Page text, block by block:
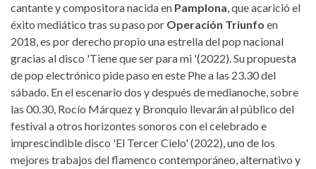
cantante y compositora nacida en Pamplona, que acarició el
éxito mediático tras su paso por Operación Triunfo en
2018, es por derecho propio una estrella del pop nacional
gracias al disco 'Tiene que ser para mi '(2022). Su propuesta
de pop electrónico pide paso en este Phe a las 23.30 del
sábado. En el escenario dos y después de medianoche, sobre
las 00.30, Rocío Márquez y Bronquio llevarán al público del
festival a otros horizontes sonoros con el celebrado e
imprescindible disco 'El Tercer Cielo' (2022), uno de los
mejores trabajos del flamenco contemporáneo, alternativo y